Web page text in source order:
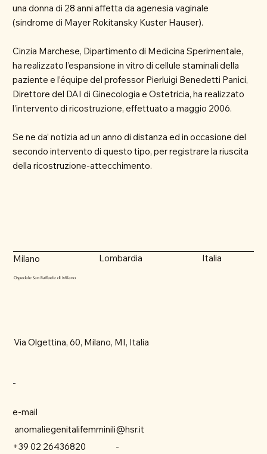
una donna di 28 anni affetta da agenesia vaginale
(sindrome di Mayer Rokitansky Kuster Hauser).
Cinzia Marchese, Dipartimento di Medicina Sperimentale,
ha realizzato l’espansione in vitro di cellule staminali della
paziente e l’équipe del professor Pierluigi Benedetti Panici,
Direttore del DAI di Ginecologia e Ostetricia, ha realizzato
l’intervento di ricostruzione, effettuato a maggio 2006.
Se ne da’ notizia ad un anno di distanza ed in occasione del
secondo intervento di questo tipo, per registrare la riuscita
della ricostruzione-attecchimento.
Ospedale San Raffaele di Milano
Milano Lombardia Italia
Via Olgettina, 60, Milano, MI, Italia
anomaliegenitalifemminili@hsr.it
-
e-mail
+39 02 26436820 -